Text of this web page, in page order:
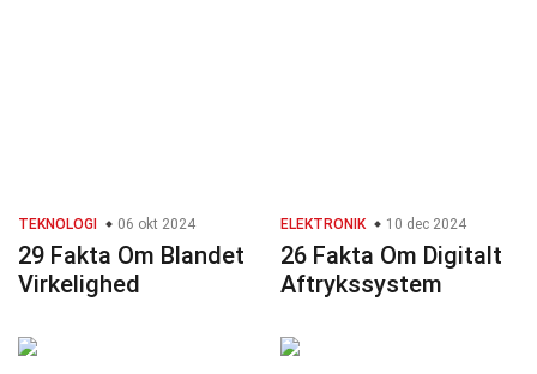
TEKNOLOGI 06 okt 2024
29 Fakta Om Blandet
Virkelighed
ELEKTRONIK 10 dec 2024
26 Fakta Om Digitalt
Aftrykssystem